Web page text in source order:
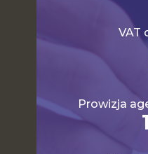
VAT
Prowizja